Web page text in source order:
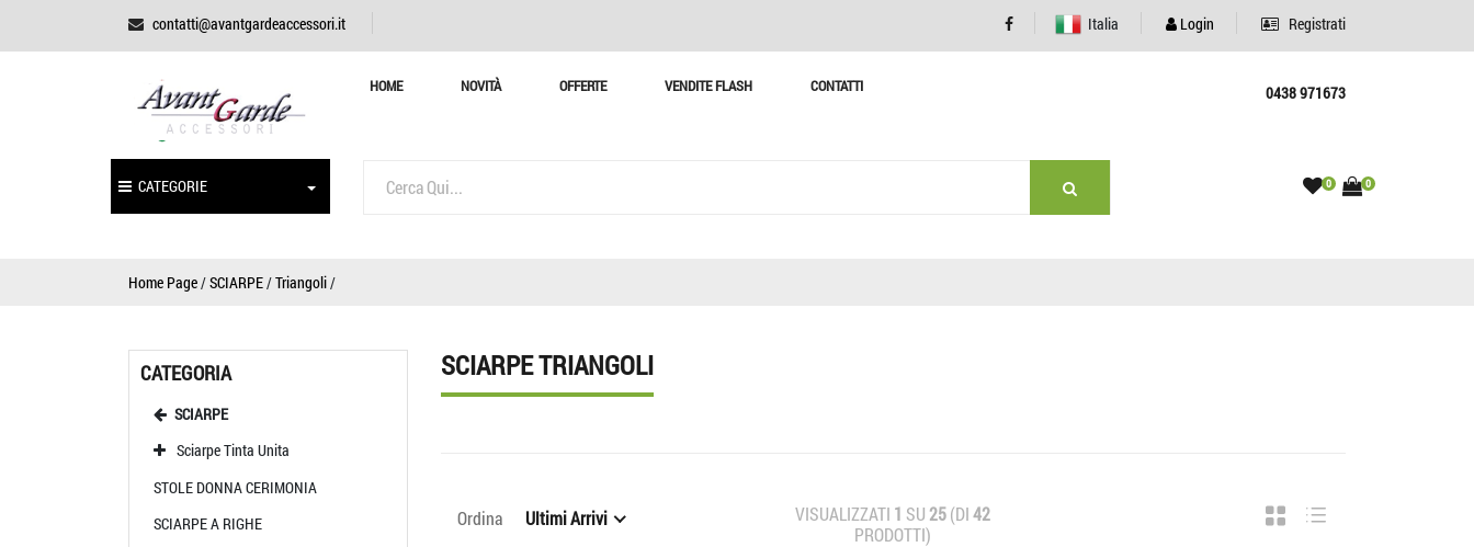
contatti@avantgardeaccessori.it Italia Login Registrati
HOME NOVITÀ OFFERTE VENDITE FLASH CONTATTI 0438 971673
CATEGORIE 0 0
Home Page/SCIARPE/Triangoli/
CATEGORIA
SCIARPE
Sciarpe Tinta Unita
STOLE DONNA CERIMONIA
SCIARPE A RIGHE
SCIARPE TRIANGOLI
Ordina Ultimi Arrivi VISUALIZZATI 1 SU 25(DI42
PRODOTTI)